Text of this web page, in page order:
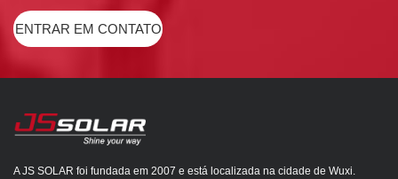
ENTRAR EM CONTATO
A JS SOLAR foi fundada em 2007 e está localizada na cidade de Wuxi.